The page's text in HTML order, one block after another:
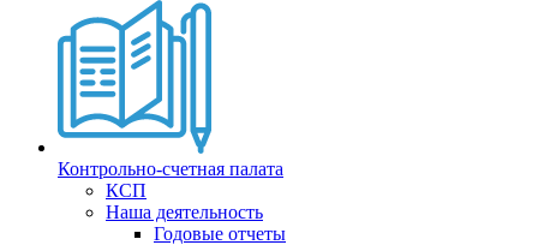
Контрольно-счетная палата
КСП
Наша деятельность
Годовые отчеты